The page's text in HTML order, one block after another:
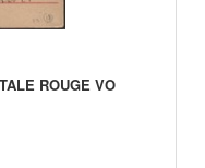
ROUGE VO